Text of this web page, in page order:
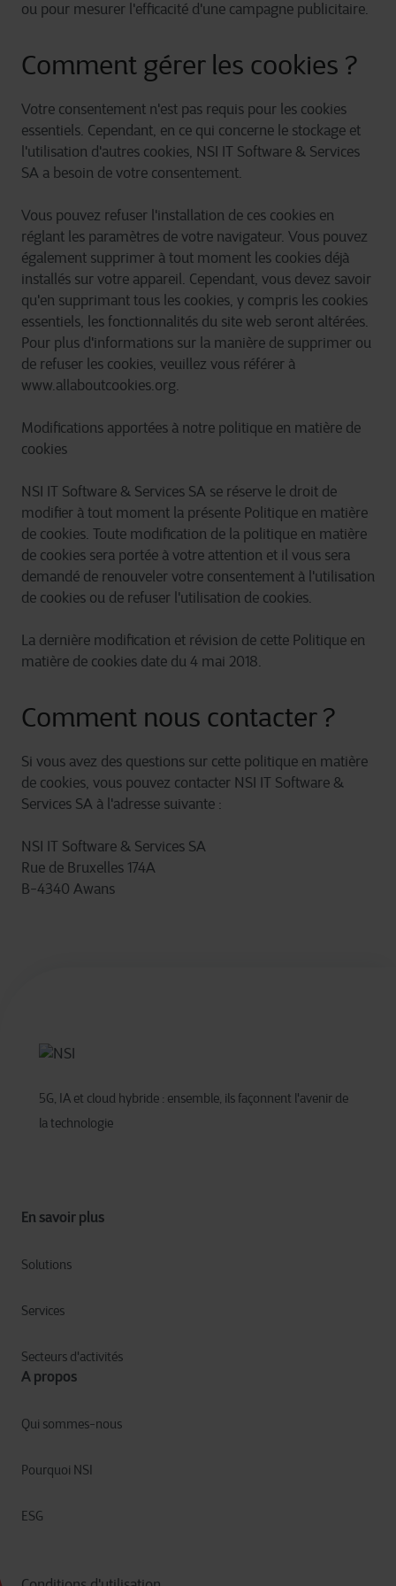
identifient généralement pas directement, mais elles
la vie privée, vous avez la possibilité de ne pas autoriser
certains types de cookies. Consultez les différentes
catégories de cookies identifiées par Cegeka pour en
savoir plus et pour modifier vos paramètres. Si vous
désactivez certains cookies, veuillez noter que certains
éléments du site ou de l’application pourraient être
Pour plus d’informations détaillées, veuillez consulterici
notre déclaration sur les cookies.
ou pour mesurer l'efficacité d'une campagne publicitaire.
Comment gérer les cookies ?
Votre consentement n'est pas requis pour les cookies
essentiels. Cependant, en ce qui concerne le stockage et
l'utilisation d'autres cookies, NSI IT Software & Services
SA a besoin de votre consentement.
Vous pouvez refuser l'installation de ces cookies en
réglant les paramètres de votre navigateur. Vous pouvez
également supprimer à tout moment les cookies déjà
installés sur votre appareil. Cependant, vous devez savoir
qu'en supprimant tous les cookies, y compris les cookies
essentiels, les fonctionnalités du site web seront altérées.
Pour plus d'informations sur la manière de supprimer ou
de refuser les cookies, veuillez vous référer à
www.allaboutcookies.org.
Modifications apportées à notre politique en matière de
cookies
NSI IT Software & Services SA se réserve le droit de
modifier à tout moment la présente Politique en matière
de cookies. Toute modification de la politique en matière
de cookies sera portée à votre attention et il vous sera
demandé de renouveler votre consentement à l'utilisation
de cookies ou de refuser l'utilisation de cookies.
La dernière modification et révision de cette Politique en
matière de cookies date du 4 mai 2018.
Comment nous contacter ?
Si vous avez des questions sur cette politique en matière
de cookies, vous pouvez contacter NSI IT Software &
Services SA à l'adresse suivante :
NSI IT Software & Services SA
Rue de Bruxelles 174A
B-4340 Awans
5G, IA et cloud hybride : ensemble, ils façonnent l'avenir de
la technologie
En savoir plus
Solutions
Services
Secteurs d'activités
A propos
Qui sommes-nous
Pourquoi NSI
ESG